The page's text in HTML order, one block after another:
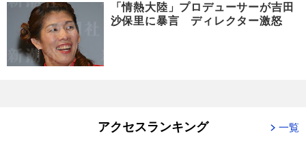
「情熱大陸」プロデューサーが吉田
沙保里に暴言 ディレクター激怒
アクセスランキング 一覧